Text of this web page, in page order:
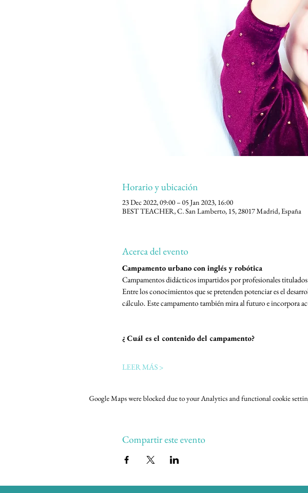
Horario y ubicación
23 Dec 2022, 09:00 – 05 Jan 2023, 16:00
BEST TEACHER, C. San Lamberto, 15, 28017 Madrid, España
Acerca del evento
Campamento urbano con inglés y robótica
Campamentos didácticos impartidos por profesionales
Entre los conocimientos que se pretenden potenciar es el
cálculo. Este campamento también mira al futuro e incorpora
¿ Cuál es el contenido del campamento?
LEER MÁS >
Google Maps were blocked due to your Analytics and functional cookie
Compartir este evento